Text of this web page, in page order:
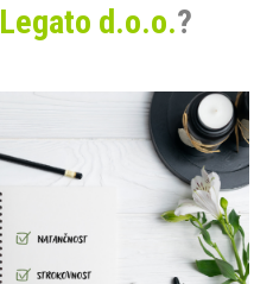
Legato d.o.o.?